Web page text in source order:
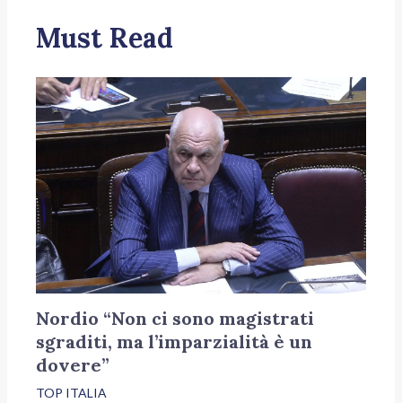
Must Read
Nordio “Non ci sono magistrati
sgraditi, ma l’imparzialità è un
dovere”
TOP ITALIA